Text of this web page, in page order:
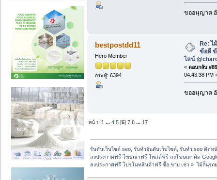
ขออนุญาต
bestpostdd11
Hero Member
กระทู้: 6394
Re: ไ
ข้อดี
ไลน์
« ตอบกลับ
04:43:38 PM
ขออนุญาต
หน้า: 1 ...4 5 [6]7 8 ... 17
รับดันเว็บไซต์ seo, รับทำอันดับเว็บไซต์, รับทำ seo ติดห
ลงประกาศฟรี โฆษณาฟรี โพสต์ฟรี ลงโฆษณาติด
ลงประกาศฟรี โปรโมทสินค้าฟรี ซื้อ ขาย เช่า » ไม้กั้นรถ